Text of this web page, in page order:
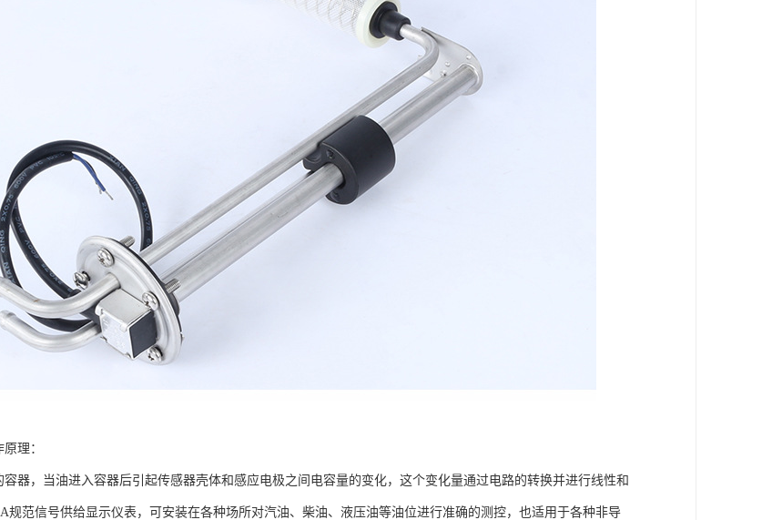
理：
器，当油进入容器后引起传感器壳体和感应电极之间电容量的变化，这个变化量通过电路的转换并进行线性和
规范信号供给显示仪表，可安装在各种场所对汽油、柴油、液压油等油位进行准确的测控，也适用于各种非导